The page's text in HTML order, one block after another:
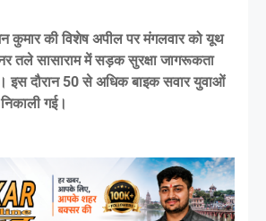
कुमार की विशेष अपील पर मंगलवार को यूथ
तले सासाराम में सड़क सुरक्षा जागरूकता
इस दौरान 50 से अधिक बाइक सवार युवाओं
गई।